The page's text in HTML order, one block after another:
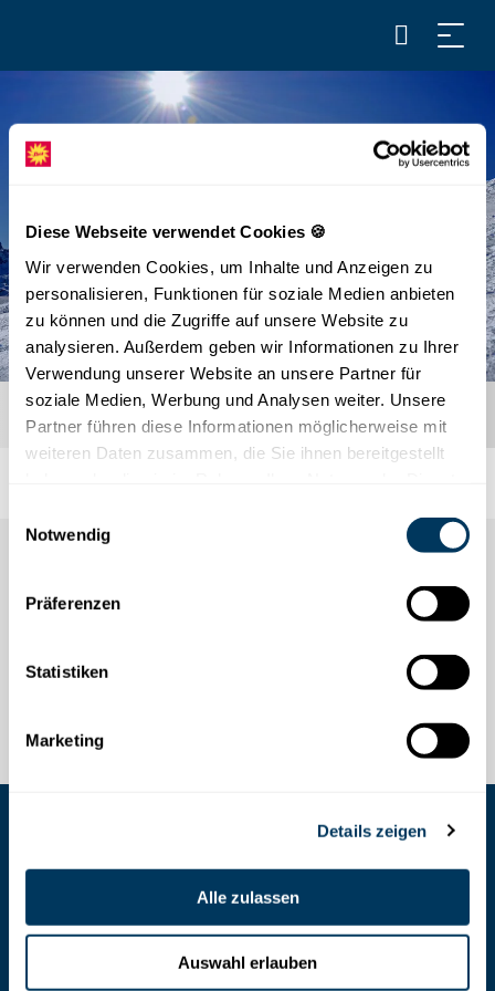
Diese Webseite verwendet Cookies 🍪
Wir verwenden Cookies, um Inhalte und Anzeigen zu
personalisieren, Funktionen für soziale Medien anbieten
zu können und die Zugriffe auf unsere Website zu
analysieren. Außerdem geben wir Informationen zu Ihrer
Verwendung unserer Website an unsere Partner für
soziale Medien, Werbung und Analysen weiter. Unsere
Partner führen diese Informationen möglicherweise mit
weiteren Daten zusammen, die Sie ihnen bereitgestellt
Notwendig
Präferenzen
Statistiken
Marketing
Details zeigen
Alle zulassen
Auswahl erlauben
Stoosbahnen AG